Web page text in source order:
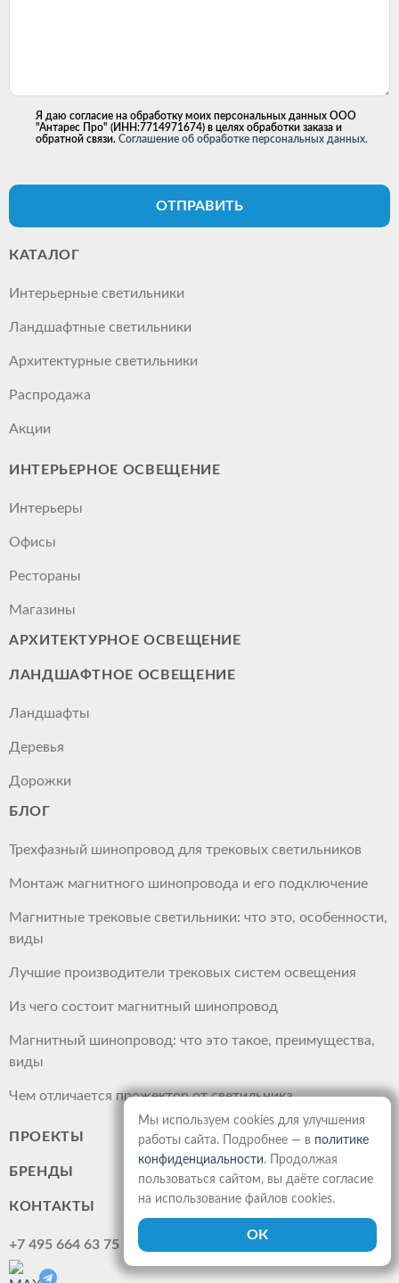
Я даю согласие на обработку моих персональных данных ООО
"Антарес Про" (ИНН:7714971674) в целях обработки заказа и
обратной связи. Соглашение об обработке персональных данных.
ОТПРАВИТЬ
КАТАЛОГ
Интерьерные светильники
Ландшафтные светильники
Архитектурные светильники
Распродажа
Акции
ИНТЕРЬЕРНОЕ ОСВЕЩЕНИЕ
Интерьеры
Офисы
Рестораны
Магазины
АРХИТЕКТУРНОЕ ОСВЕЩЕНИЕ
ЛАНДШАФТНОЕ ОСВЕЩЕНИЕ
Ландшафты
Деревья
Дорожки
БЛОГ
Трехфазный шинопровод для трековых светильников
Монтаж магнитного шинопровода и его подключение
Магнитные трековые светильники: что это, особенности,
виды
Лучшие производители трековых систем освещения
Из чего состоит магнитный шинопровод
Магнитный шинопровод: что это такое, преимущества,
виды
Чем отличается прожектор от светильника
ПРОЕКТЫ
БРЕНДЫ
КОНТАКТЫ
+7 495 664 63 75
Мы используем cookies для улучшения
работы сайта. Подробнее — в политике
конфиденциальности. Продолжая
пользоваться сайтом, вы даёте согласие
на использование файлов cookies.